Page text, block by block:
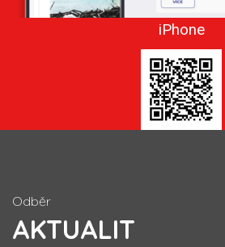
iPhone
Odběr
AKTUALIT